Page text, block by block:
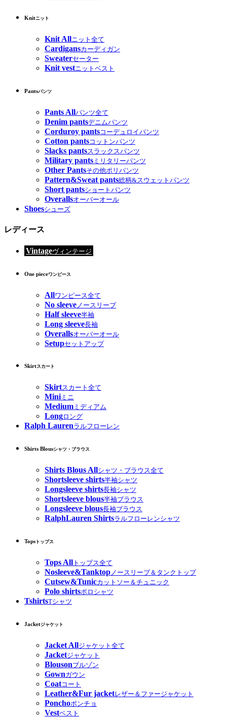
Knitニット
Knit Allニット全て
Cardigansカーディガン
Sweaterセーター
Knit vestニットベスト
Pantsパンツ
Pants Allパンツ全て
Denim pantsデニムパンツ
Corduroy pantsコーデュロイパンツ
Cotton pantsコットンパンツ
Slacks pantsスラックスパンツ
Military pants ミリタリーパンツ
Other Pantsその他ポリパンツ
Pattern&Sweat pants総柄&スウェットパンツ
Short pantsショートパンツ
Overallsオーバーオール
Shoesシューズ
レディース
Vintageヴィンテージ
One pieceワンピース
Allワンピース全て
No sleeve ノースリーブ
Half sleeve半袖
Long sleeve長袖
Overallsオーバーオール
Setupセットアップ
Skirtスカート
Skirtスカート全て
Miniミニ
Medium ミディアム
Longロング
Ralph Laurenラルフローレン
Shirts Blousシャツ・ブラウス
Shirts Blous Allシャツ・ブラウス全て
Shortsleeve shirts半袖シャツ
Longsleeve shirts長袖シャツ
Shortsleeve blous半袖ブラウス
Longsleeve blous長袖ブラウス
RalphLauren Shirtsラルフローレンシャツ
Tops トップス
Tops All トップス全て
Nosleeve&Tanktopノースリーブ＆タンクトップ
Cutsew&Tunicカットソー＆チュニック
Polo shirtsポロシャツ
TshirtsTシャツ
Jacketジャケット
Jacket Allジャケット全て
Jacketジャケット
Blousonブルゾン
Gownガウン
Coatコート
Leather&Fur jacketレザー＆ファージャケット
Ponchoポンチョ
Vestベスト